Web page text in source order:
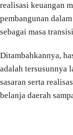
realisasi keuangan
pembangunan
sebagai masa
Ditambahkannya,
adalah tersusunnya
sasaran serta
belanja daerah